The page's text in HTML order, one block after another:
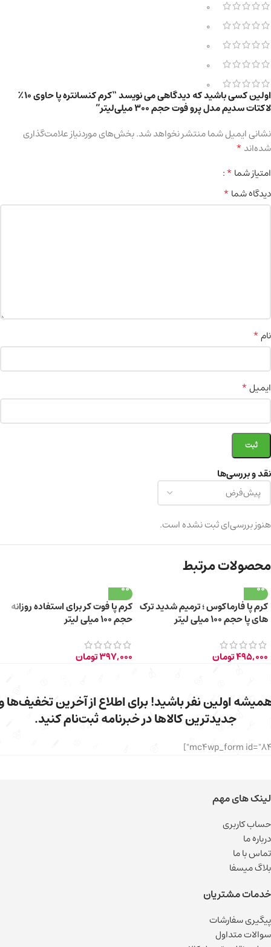
0
0
0
0
0
نقد و بررسی‌ها
هنوز بررسی‌ای ثبت نشده است.
اولین کسی باشید که دیدگاهی می نویسد “کرم کنسانتره پا حاوی ۱۰٪
لاکتات سدیم مدل پرو فوت حجم 300 میلی‌لیتر”
نشانی ایمیل شما منتشر نخواهد شد.بخش‌های موردنیاز علامت‌گذاری
شده‌اند*
امتیاز شما*
دیدگاه شما*
نام*
ایمیل*
محصولات مرتبط
کرم پا فارماکوس ؛ ترمیم شدید ترک
های پا حجم 100 میلی لیتر
495,000تومان
کرم پا فوت کر برای استفاده روزانه
حجم 100 میلی لیتر
397,000تومان
اولین نفر باشید! برای اطلاع از آخرین تخفیف‌ها
جدیدترین کالاها در خبرنامه ثبت‌نام کنید.
لینک های مهم
حساب کاربری
درباره ما
تماس با ما
بلاگ میسفا
خدمات مشتریان
پیگیری سفارشات
سوالات متداول